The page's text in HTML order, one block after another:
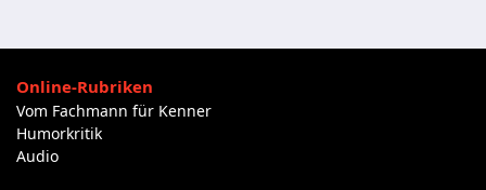
Online-Rubriken
Vom Fachmann für Kenner
Humorkritik
Audio